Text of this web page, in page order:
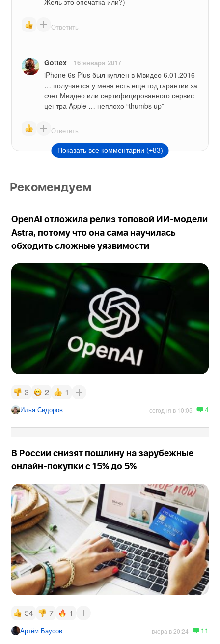
Ответить
Gottex 16 января 2017
iPhone 6s Plus был куплен в Мвидео 6.01.2016
… получается у меня есть еще год гарантии за
счет Мвидео или сертифицированного сервис
центра Apple … неплохо “thumbs up”
Ответить
Показать все комментарии (+83)
Рекомендуем
OpenAI отложила релиз топовой ИИ-модели
Astra, потому что она сама научилась
обходить сложные уязвимости
3 2 1
Илья Сидоров сегодня в 10:05 4
В России снизят пошлину на зарубежные
онлайн-покупки с 15% до 5%
54 7 1
Артём Баусов вчера в 20:24 11